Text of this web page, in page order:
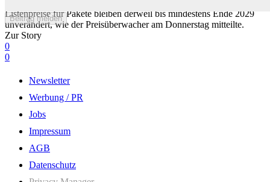
Beitrag melden
Listenpreise für Pakete bleiben derweil bis mindestens Ende 2029
unverändert, wie der Preisüberwacher am Donnerstag mitteilte.
Zur Story
0
0
Newsletter
Werbung / PR
Jobs
Impressum
AGB
Datenschutz